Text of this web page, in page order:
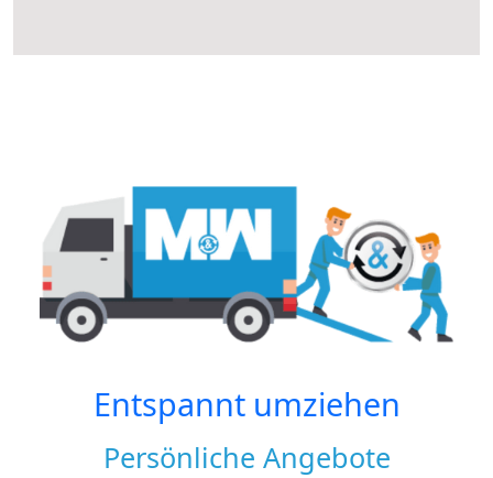
Entspannt umziehen
Persönliche Angebote